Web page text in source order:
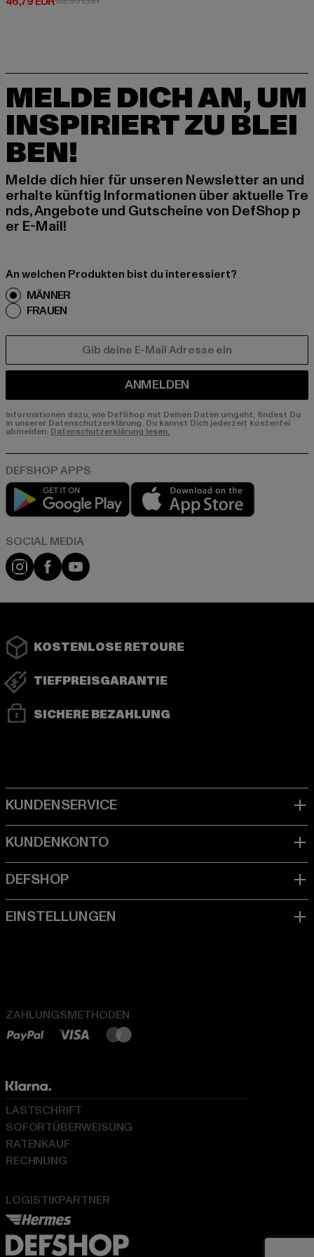
MELDE DICH AN, UM
INSPIRIERT ZU BLEI
BEN!
Melde dich hier für unseren Newsletter an und
erhalte künftig Informationen über aktuelle Tre
nds, Angebote und Gutscheine von DefShop p
er E-Mail!
An welchen Produkten bist du interessiert?
MÄNNER
FRAUEN
ANMELDEN
Informationen dazu, wie DefShop mit Deinen Daten umgeht, findest Du
in unserer Datenschutzerklärung. Du kannst Dich jederzeit kostenfei
abmelden. Datenschutzerklärung lesen.
Play market
Instagram
FacebookYouTube
KOSTENLOSE RETOURE
TIEFPREISGARANTIE
SICHERE BEZAHLUNG
ZAHLUNGSMETHODEN
LOGISTIKPARTNER
LASTSCHRIFT
SOFORTÜBERWEISUNG
RATENKAUF
RECHNUNG